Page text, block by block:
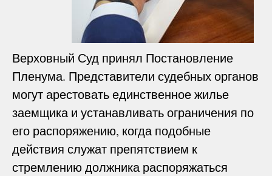
Верховный Суд принял Постановление
Пленума. Представители судебных органов
могут арестовать единственное жилье
заемщика и устанавливать ограничения по
его распоряжению, когда подобные
действия служат препятствием к
стремлению должника распоряжаться